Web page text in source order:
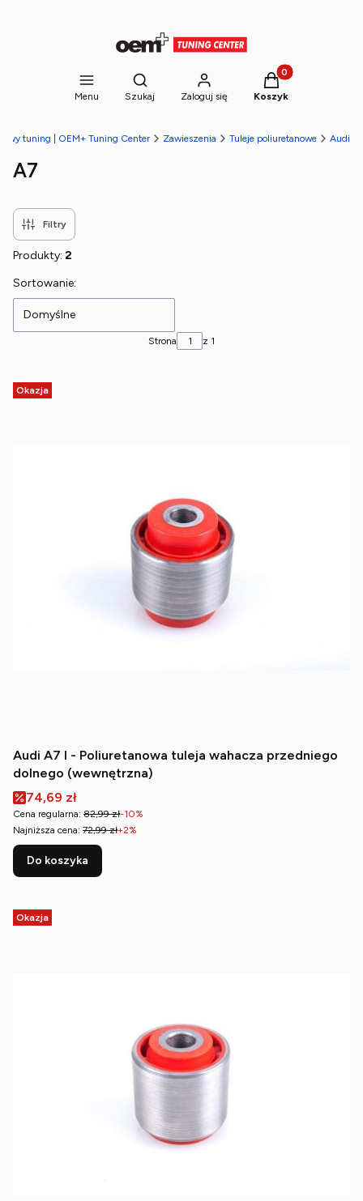
Menu
Otwórz wyszukiwarkę
Szukaj Zaloguj się
Produkty w
Koszyk
tuning | OEM+ Tuning Center Zawieszenia Tuleje poliuretanowe Audi
A7
Filtry
Produkty: 2
Lista produktów
Sortowanie:
Domyślne
Strona z 1
Okazja
Audi A7 I - Poliuretanowa tuleja wahacza przedniego
dolnego (wewnętrzna)
Cena promocyjna
74,69 zł
Cena regularna: 82,99 zł-10%
Najniższa cena: 72,99 zł+2%
Do koszyka
Okazja